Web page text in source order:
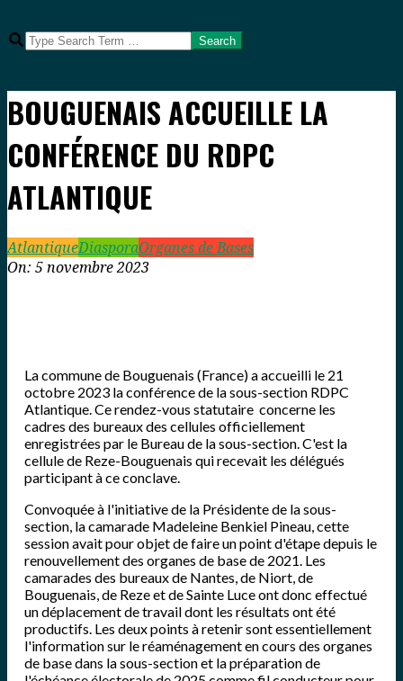
Search
BOUGUENAIS ACCUEILLE LA
CONFÉRENCE DU RDPC
ATLANTIQUE
AtlantiqueDiasporaOrganes de Bases
On: 5 novembre 2023
La commune de Bouguenais (France) a accueilli le 21
octobre 2023 la conférence de la sous-section RDPC
Atlantique. Ce rendez-vous statutaire concerne les
cadres des bureaux des cellules officiellement
enregistrées par le Bureau de la sous-section. C'est la
cellule de Reze-Bouguenais qui recevait les délégués
participant à ce conclave.
Convoquée à l'initiative de la Présidente de la sous-
section, la camarade Madeleine Benkiel Pineau, cette
session avait pour objet de faire un point d'étape depuis le
renouvellement des organes de base de 2021. Les
camarades des bureaux de Nantes, de Niort, de
Bouguenais, de Reze et de Sainte Luce ont donc effectué
un déplacement de travail dont les résultats ont été
productifs. Les deux points à retenir sont essentiellement
l'information sur le réaménagement en cours des organes
de base dans la sous-section et la préparation de